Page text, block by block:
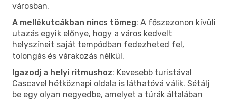
városban.
A mellékutcákban nincs tömeg: A főszezonon kívüli
utazás egyik előnye, hogy a város kedvelt
helyszíneit saját tempódban fedezheted fel,
tolongás és várakozás nélkül.
Igazodj a helyi ritmushoz: Kevesebb turistával
Cascavel hétköznapi oldala is láthatóvá válik. Sétálj
be egy olyan negyedbe, amelyet a túrák általában